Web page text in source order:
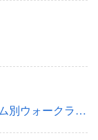
健康ポイントプログラム『第１９回チーム別ウォークラリー』を開催します。